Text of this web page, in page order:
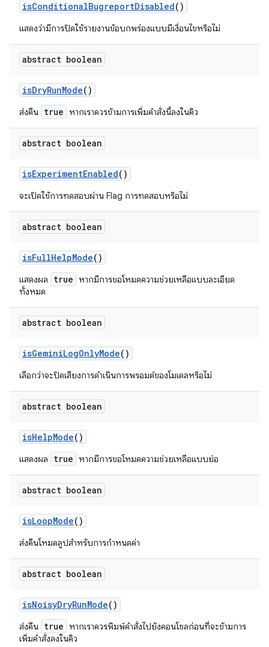
isConditionalBugreportDisabled()
แสดงว่ามีการปิดใช้รายงานข้อบกพร่องแบบมีเงื่อนไขหรือไม่
abstract boolean
isDryRunMode()
ส่งคืน true หากเราควรข้ามการเพิ่มคำสั่งนี้ลงในคิว
abstract boolean
isExperimentEnabled()
จะเปิดใช้การทดสอบผ่าน Flag การทดสอบหรือไม่
abstract boolean
isFullHelpMode()
แสดงผล true หากมีการขอโหมดความช่วยเหลือแบบละเอียด
ทั้งหมด
abstract boolean
isGeminiLogOnlyMode()
เลือกว่าจะปิดเสียงการดำเนินการพรอมต์ของโมเดลหรือไม่
abstract boolean
isHelpMode()
แสดงผล true หากมีการขอโหมดความช่วยเหลือแบบย่อ
abstract boolean
isLoopMode()
ส่งคืนโหมดลูปสำหรับการกำหนดค่า
abstract boolean
isNoisyDryRunMode()
ส่งคืน true หากเราควรพิมพ์คำสั่งไปยังคอนโซลก่อนที่จะข้ามการ
เพิ่มคำสั่งลงในคิว